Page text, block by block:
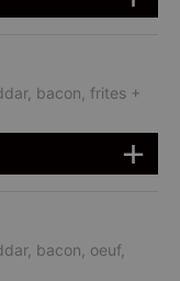
bacon, frites +
bacon, oeuf,